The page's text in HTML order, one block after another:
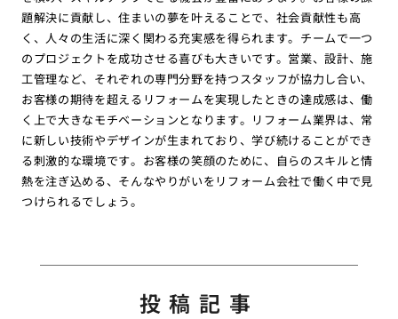
題解決に貢献し、住まいの夢を叶えることで、社会貢献性も高
く、人々の生活に深く関わる充実感を得られます。チームで一つ
のプロジェクトを成功させる喜びも大きいです。営業、設計、施
工管理など、それぞれの専門分野を持つスタッフが協力し合い、
お客様の期待を超えるリフォームを実現したときの達成感は、働
く上で大きなモチベーションとなります。リフォーム業界は、常
に新しい技術やデザインが生まれており、学び続けることができ
る刺激的な環境です。お客様の笑顔のために、自らのスキルと情
熱を注ぎ込める、そんなやりがいをリフォーム会社で働く中で見
つけられるでしょう。
投稿記事